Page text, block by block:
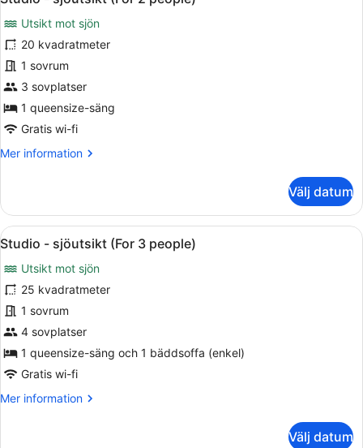
alla
foton
för
Studio
-
sjöutsikt
(For
people)
Utsikt mot sjön
20 kvadratmeter
1 sovrum
3 sovplatser
1 queensize-säng
Gratis wi-fi
Mer information
Mer
-
sjöutsikt
(For
people)
Välj datum
Öppna
alla
foton
för
Studio
-
sjöutsikt
(For
people)
Ett sovrum med en stor säng,
7
Studio - sjöutsikt (For 3 people)
Utsikt mot sjön
25 kvadratmeter
1 sovrum
4 sovplatser
1 queensize-säng och 1 bäddsoffa (enkel)
Gratis wi-fi
Mer information
Mer
Välj datum